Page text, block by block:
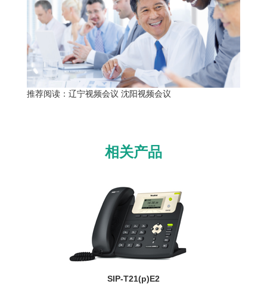
推荐阅读： 辽宁视频会议 沈阳视频会议
相关产品
SIP-T21(p)E2